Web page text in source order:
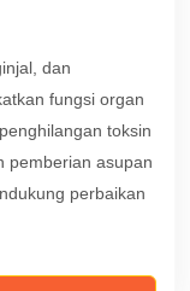
dan
fungsi organ
toksin
pemberian asupan
perbaikan